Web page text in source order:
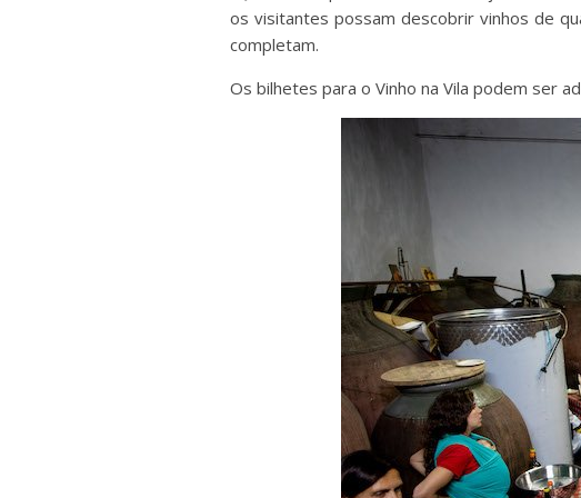
os visitantes possam descobrir vinhos de
completam.
Os bilhetes para o Vinho na Vila podem ser